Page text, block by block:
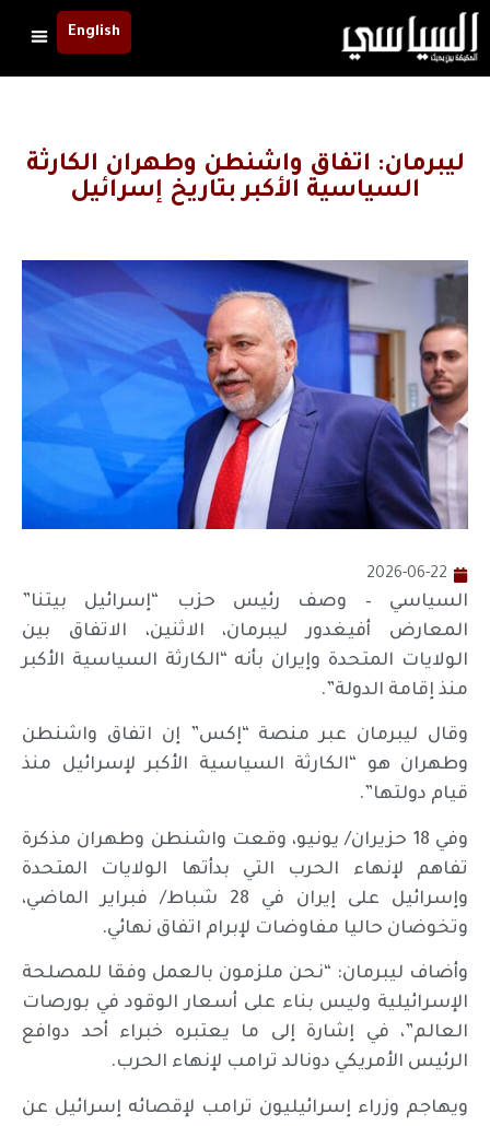
English
ليبرمان: اتفاق واشنطن وطهران الكارثة
السياسية الأكبر بتاريخ إسرائيل
2026-06-22
السياسي – وصف رئيس حزب “إسرائيل بيتنا”
المعارض أفيغدور ليبرمان، الاثنين، الاتفاق بين
الولايات المتحدة وإيران بأنه “الكارثة السياسية الأكبر
منذ إقامة الدولة”.
وقال ليبرمان عبر منصة “إكس” إن اتفاق واشنطن
وطهران هو “الكارثة السياسية الأكبر لإسرائيل منذ
قيام دولتها”.
وفي 18 حزيران/ يونيو، وقعت واشنطن وطهران مذكرة
تفاهم لإنهاء الحرب التي بدأتها الولايات المتحدة
وإسرائيل على إيران في 28 شباط/ فبراير الماضي،
وتخوضان حاليا مفاوضات لإبرام اتفاق نهائي.
وأضاف ليبرمان: “نحن ملزمون بالعمل وفقا للمصلحة
الإسرائيلية وليس بناء على أسعار الوقود في بورصات
العالم”، في إشارة إلى ما يعتبره خبراء أحد دوافع
الرئيس الأمريكي دونالد ترامب لإنهاء الحرب.
ويهاجم وزراء إسرائيليون ترامب لإقصائه إسرائيل عن